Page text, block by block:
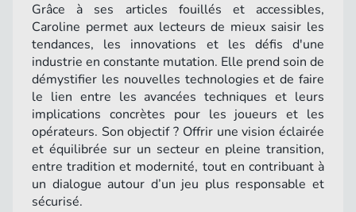
Grâce à ses articles fouillés et accessibles,
Caroline permet aux lecteurs de mieux saisir les
tendances, les innovations et les défis d'une
industrie en constante mutation. Elle prend soin de
démystifier les nouvelles technologies et de faire
le lien entre les avancées techniques et leurs
implications concrètes pour les joueurs et les
opérateurs. Son objectif ? Offrir une vision éclairée
et équilibrée sur un secteur en pleine transition,
entre tradition et modernité, tout en contribuant à
un dialogue autour d’un jeu plus responsable et
sécurisé.